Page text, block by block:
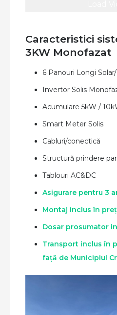
Caracteristici
3KW Monofazat
6 Panouri Longi
Invertor Solis
Acumulare 5kW /
Smart Meter Solis
Cabluri/conectică
Structură prindere
Tablouri AC&DC
Asigurare pentru 3
Montaj inclus în preț
Dosar prosumator
Transport inclus în
față de Municipiul